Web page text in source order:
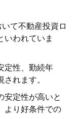
て不動産投資ロ
いわれていま
定性、勤続年
れます。
安定性が高いと
より好条件での